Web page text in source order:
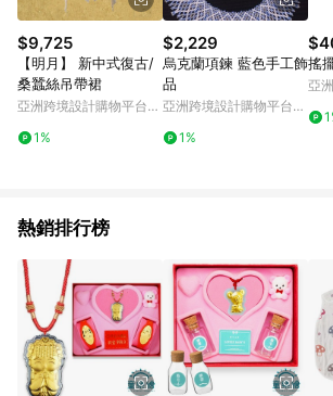
上，首次下載 Pinkoi APP 後，需透過 LINE 購物
面，方享導購資格。
$9,725
【明月】 新中式復古/
桑蠶絲吊帶裙
亞洲跨境設計購物平台
1%
$2,229
烏克蘭項鍊 藍色手工飾
品
亞洲跨境設計購物平台
1%
搖
亞
熱銷排行榜